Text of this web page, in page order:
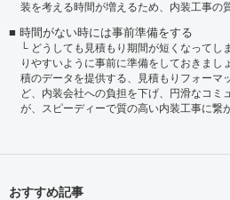
装を考える時間が増えるため、内装工事の
時間がない時には事前準備をする
どうしても見積もり期間が短くなってし
りやすいように事前に準備をしておきまし
積のデータを提供する、見積もりフォーマ
ど、内装会社への負担を下げ、円滑なコミ
が、スピーディーで質の高い内装工事に繋
おすすめ記事